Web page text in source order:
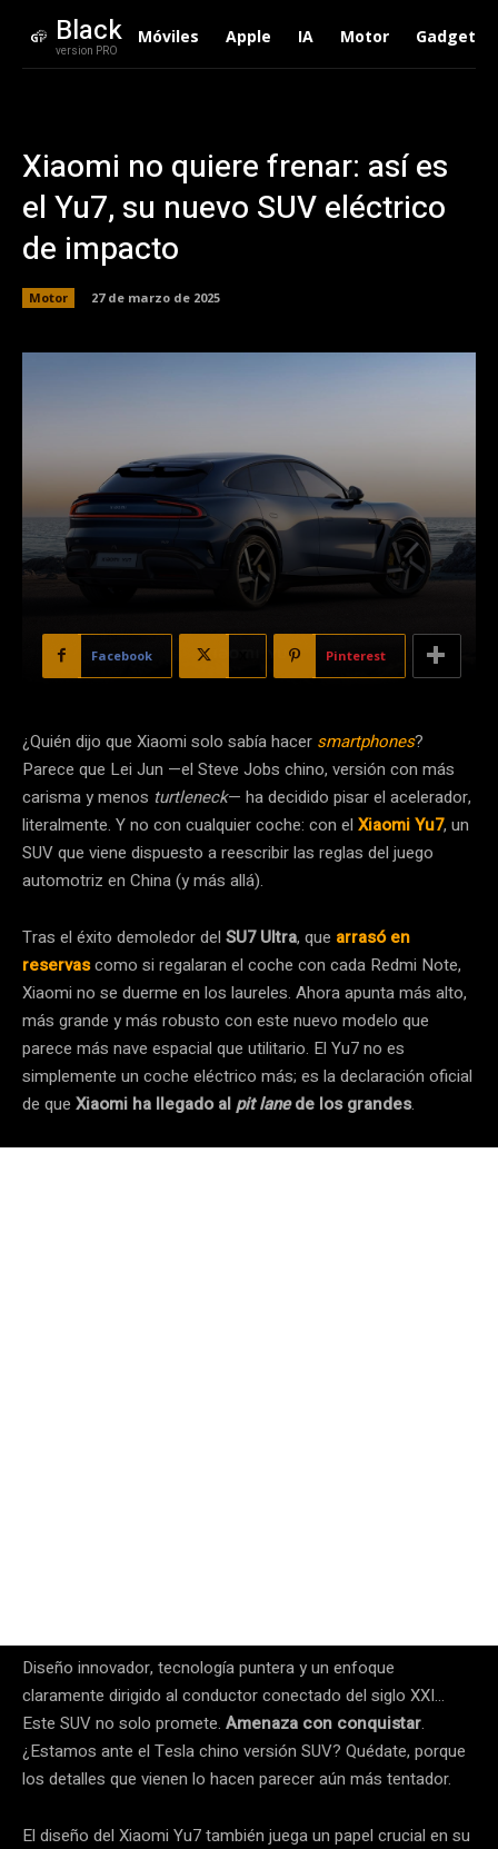
Black
version PRO
Móviles Apple IA Motor Gadgets
Xiaomi no quiere frenar: así es
el Yu7, su nuevo SUV eléctrico
de impacto
Motor 27 de marzo de 2025
Facebook Pinterest
¿Quién dijo que Xiaomi solo sabía hacer smartphones?
Parece que Lei Jun —el Steve Jobs chino, versión con más
carisma y menos turtleneck— ha decidido pisar el acelerador,
literalmente. Y no con cualquier coche: con el Xiaomi Yu7, un
SUV que viene dispuesto a reescribir las reglas del juego
automotriz en China (y más allá).
Tras el éxito demoledor del SU7 Ultra, que arrasó en
reservascomo si regalaran el coche con cada Redmi Note,
Xiaomi no se duerme en los laureles. Ahora apunta más alto,
más grande y más robusto con este nuevo modelo que
parece más nave espacial que utilitario. El Yu7 no es
simplemente un coche eléctrico más; es la declaración oficial
de que Xiaomi ha llegado alpit lanede los grandes.
Diseño innovador, tecnología puntera y un enfoque
claramente dirigido al conductor conectado del siglo XXI…
Este SUV no solo promete. Amenaza con conquistar.
¿Estamos ante el Tesla chino versión SUV? Quédate, porque
los detalles que vienen lo hacen parecer aún más tentador.
El diseño del Xiaomi Yu7 también juega un papel crucial en su